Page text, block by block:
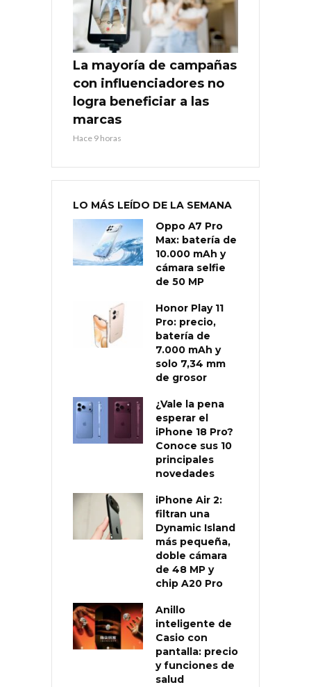
La mayoría de campañas
con influenciadores no
logra beneficiar a las
marcas
Hace 9 horas
LO MÁS LEÍDO DE LA SEMANA
Oppo A7 Pro
Max: batería de
10.000 mAh y
cámara selfie
de 50 MP
Honor Play 11
Pro: precio,
batería de
7.000 mAh y
solo 7,34 mm
de grosor
¿Vale la pena
esperar el
iPhone 18 Pro?
Conoce sus 10
principales
novedades
iPhone Air 2:
filtran una
Dynamic Island
más pequeña,
doble cámara
de 48 MP y
chip A20 Pro
Anillo
inteligente de
Casio con
pantalla: precio
y funciones de
salud